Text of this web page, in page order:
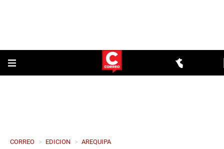
CORREO > EDICION > AREQUIPA